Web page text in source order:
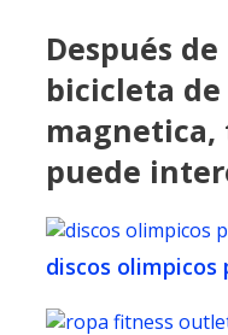
Después
bicicleta
puede
discos